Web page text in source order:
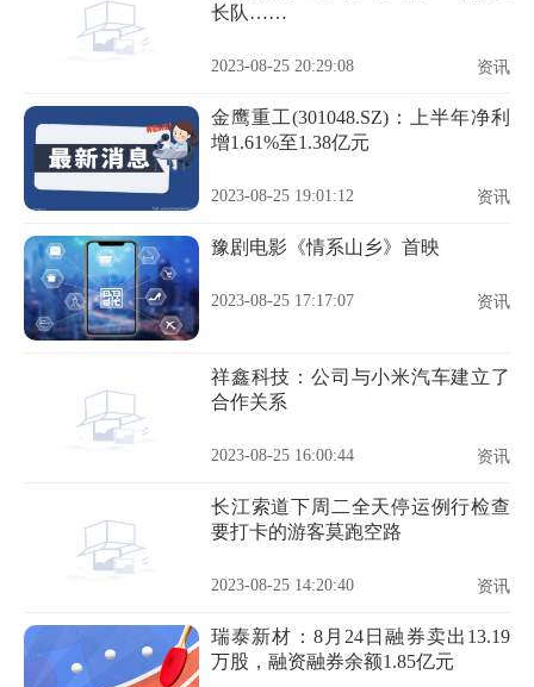
长队……
2023-08-25 20:29:08 资讯
金鹰重工(301048.SZ)：上半年净利
增1.61%至1.38亿元
2023-08-25 19:01:12 资讯
豫剧电影《情系山乡》首映
2023-08-25 17:17:07 资讯
祥鑫科技：公司与小米汽车建立了
合作关系
2023-08-25 16:00:44 资讯
长江索道下周二全天停运例行检查
要打卡的游客莫跑空路
2023-08-25 14:20:40 资讯
瑞泰新材：8月24日融券卖出13.19
万股，融资融券余额1.85亿元